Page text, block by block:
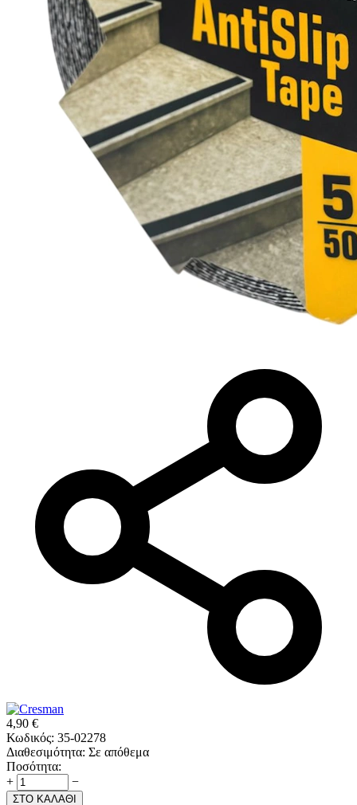
4,90 €
Κωδικός: 35-02278
Διαθεσιμότητα: Σε απόθεμα
Ποσότητα:
+
−
ΣΤΟ ΚΑΛΑΘΙ